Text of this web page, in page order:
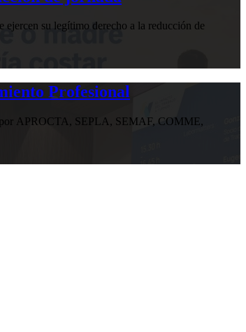
su legítimo derecho a la reducción de
Profesional
por APROCTA, SEPLA, SEMAF, COMME,